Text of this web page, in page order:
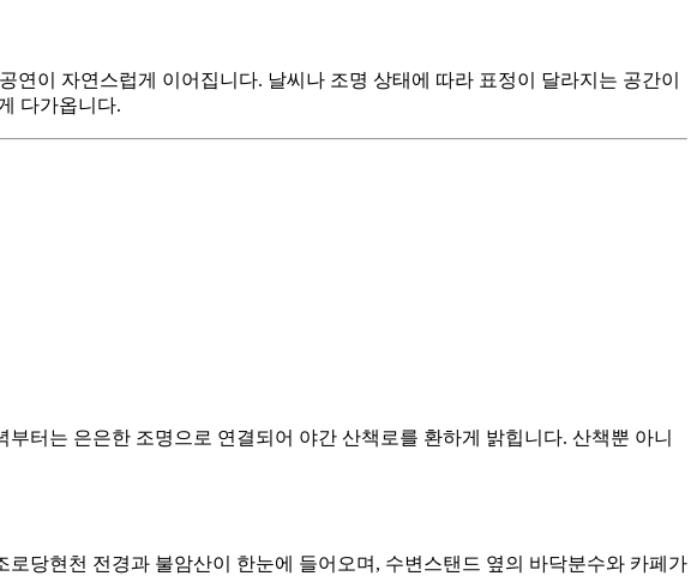
이 자연스럽게 이어집니다. 날씨나 조명 상태에 따라 표정이 달라지는 공간이
다가옵니다.
터는 은은한 조명으로 연결되어 야간 산책로를 환하게 밝힙니다. 산책뿐 아니
당현천 전경과 불암산이 한눈에 들어오며, 수변스탠드 옆의 바닥분수와 카페가